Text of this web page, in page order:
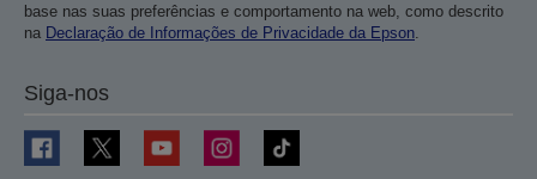
base nas suas preferências e comportamento na web, como descrito
na Declaração de Informações de Privacidade da Epson
Siga-nos